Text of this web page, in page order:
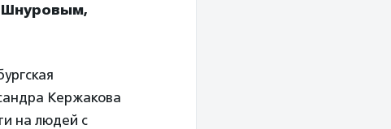
Шнуровым,
Кержакова
на людей с